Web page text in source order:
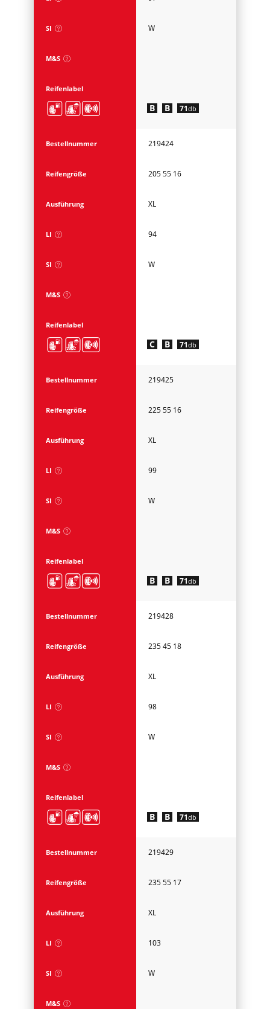
SI W
M&S
Reifenlabel
B B 71db
Bestellnummer 219424
Reifengröße 205 55 16
Ausführung XL
LI 94
SI W
M&S
Reifenlabel
C B 71db
Bestellnummer 219425
Reifengröße 225 55 16
Ausführung XL
LI 99
SI W
M&S
Reifenlabel
B B 71db
Bestellnummer 219428
Reifengröße 235 45 18
Ausführung XL
LI 98
SI W
M&S
Reifenlabel
B B 71db
Bestellnummer 219429
Reifengröße 235 55 17
Ausführung XL
LI 103
SI W
M&S